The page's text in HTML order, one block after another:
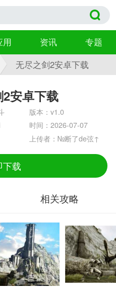
用 资讯
专题
无尽之剑2安卓下载
安卓下载
版本：v1.0
时间：2026-07-07
上传者：№断了de弦↑
下载
相关攻略